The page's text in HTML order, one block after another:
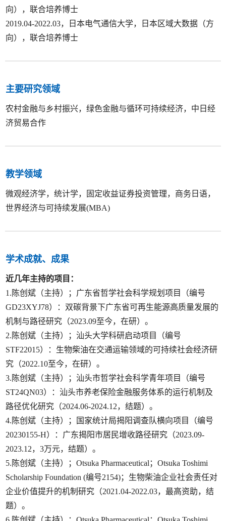
向），联合培养博士
2019.04-2022.03，日本电气通信大学，日本区域大数据（方
向），联合培养博士
主要研究领域
农村金融与乡村振兴，绿色金融与循环可持续经济，中日经
济贸易合作
教学领域
微观经济学，统计学，固定收益证券投资管理，商务日语，
世界经济与可持续发展(MBA)
学术成就、成果
近几年主持的项目：
1.陈创斌（主持）；广东省哲学社会科学规划项目（编号
GD23XYJ78）：双碳背景下广东省可再生能源高质量发展的
机制与路径研究（2023.09至今，在研）。
2.陈创斌（主持）；汕头大学科研启动项目（编号
STF22015）：生物柴油在交通运输领域的可持续社会经济研
究（2022.10至今，在研）。
3.陈创斌（主持）；汕头市哲学社会科学青年项目（编号
ST24QN03）：汕头市养老保险金融服务体系的运行机制及
路径优化研究（2024.06-2024.12，结题）。
4.陈创斌（主持）；国家统计局揭阳调查队横向项目（编号
20230155-H）：广东揭阳市居民增收路径研究（2023.09-
2023.12，3万元，结题）。
5.陈创斌（主持）；Otsuka Pharmaceutical；Otsuka Toshimi
Scholarship Foundation (编号2154)；生物柴油企业社会责任对
企业价值提升的机制研究（2021.04-2022.03，最高资助，结
题）。